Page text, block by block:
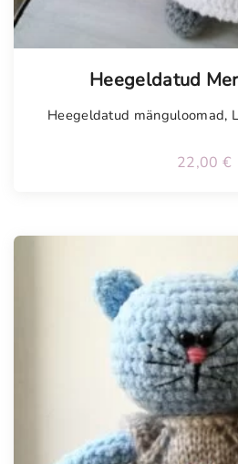
Heegeldatud
Heegeldatud mänguloomad,
22,00 €